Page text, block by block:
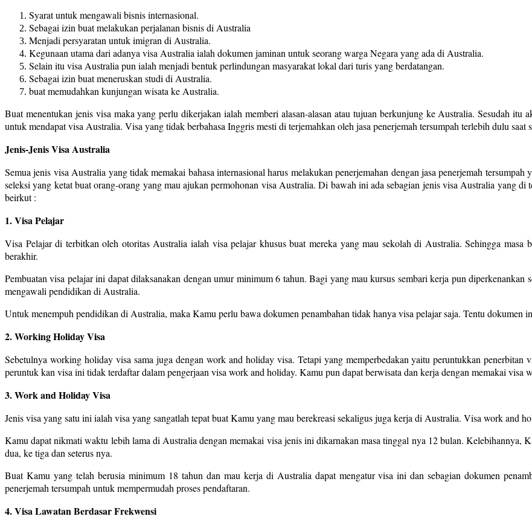
Syarat untuk mengawali bisnis internasional.
Sebagai izin buat melakukan perjalanan bisnis di Australia
Menjadi persyaratan untuk imigran di Australia.
Kegunaan utama dari adanya visa Australia ialah dokumen jaminan untuk seorang warga Negara yang ada di Australia.
Selain itu visa Australia pun ialah menjadi bentuk perlindungan masyarakat lokal dari turis yang berdatangan.
Sebagai izin buat meneruskan studi di Australia.
buat memudahkan kunjungan wisata ke Australia.
Buat menentukan jenis visa maka yang perlu dikerjakan ialah memberi alasan-alasan atau tujuan berkunjung ke Australia. Sesudah itu
untuk mendapat visa Australia. Visa yang tidak berbahasa Inggris mesti di terjemahkan oleh jasa penerjemah tersumpah terlebih dulu saat
Jenis-Jenis Visa Australia
Semua jenis visa Australia yang tidak memakai bahasa internasional harus melakukan penerjemahan dengan jasa penerjemah
seleksi yang ketat buat orang-orang yang mau ajukan permohonan visa Australia. Di bawah ini ada sebagian jenis visa Australia yang
beirkut :
1. Visa Pelajar
Visa Pelajar di terbitkan oleh otoritas Australia ialah visa pelajar khusus buat mereka yang mau sekolah di Australia. Sehingga
berakhir.
Pembuatan visa pelajar ini dapat dilaksanakan dengan umur minimum 6 tahun. Bagi yang mau kursus sembari kerja pun
mengawali pendidikan di Australia.
Untuk menempuh pendidikan di Australia, maka Kamu perlu bawa dokumen penambahan tidak hanya visa pelajar saja. Tentu dokumen
2. Working Holiday Visa
Sebetulnya working holiday visa sama juga dengan work and holiday visa. Tetapi yang memperbedakan yaitu peruntukkan penerbitan
peruntuk kan visa ini tidak terdaftar dalam pengerjaan visa work and holiday. Kamu pun dapat berwisata dan kerja dengan memakai visa
3. Work and Holiday Visa
Jenis visa yang satu ini ialah visa yang sangatlah tepat buat Kamu yang mau berekreasi sekaligus juga kerja di Australia. Visa work and
Kamu dapat nikmati waktu lebih lama di Australia dengan memakai visa jenis ini dikarnakan masa tinggal nya 12 bulan. Kelebihannya,
dua, ke tiga dan seterus nya.
Buat Kamu yang telah berusia minimum 18 tahun dan mau kerja di Australia dapat mengatur visa ini dan sebagian dokumen
penerjemah tersumpah untuk mempermudah proses pendaftaran.
4. Visa Lawatan Berdasar Frekwensi